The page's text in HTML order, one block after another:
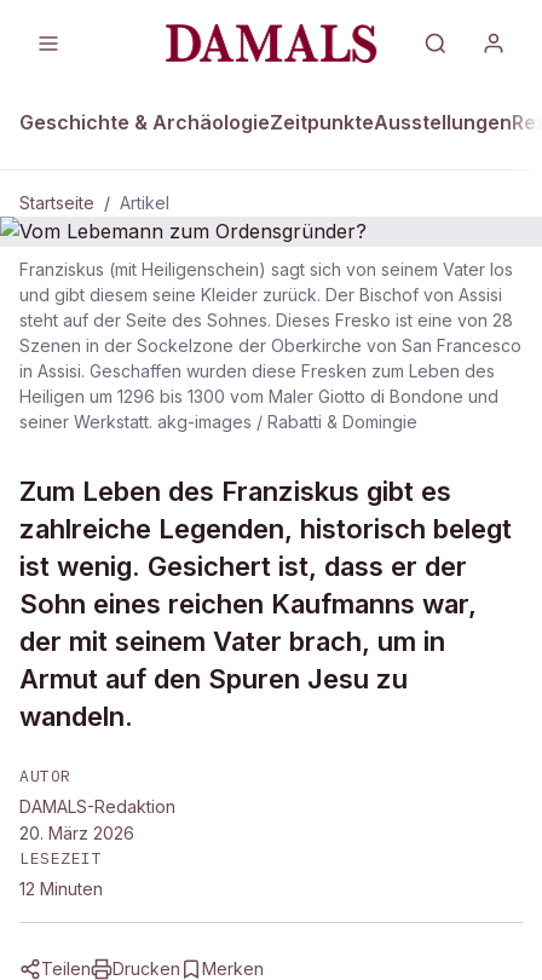
Geschichte & ArchäologieZeitpunkteAusstellungen
Startseite / Artikel
DAMALS Plus
Vom Lebemann zum
Ordensgründer?
Franziskus (mit Heiligenschein) sagt sich von seinem Vater los
und gibt diesem seine Kleider zurück. Der Bischof von Assisi
steht auf der Seite des Sohnes. Dieses Fresko ist eine von 28
Szenen in der Sockelzone der Oberkirche von San Francesco
in Assisi. Geschaffen wurden diese Fresken zum Leben des
Heiligen um 1296 bis 1300 vom Maler Giotto di Bondone und
seiner Werkstatt. akg-images / Rabatti & Domingie
Zum Leben des Franziskus gibt es
zahlreiche Legenden, historisch belegt
ist wenig. Gesichert ist, dass er der
Sohn eines reichen Kaufmanns war,
der mit seinem Vater brach, um in
Armut auf den Spuren Jesu zu
wandeln.
AUTOR
DAMALS-Redaktion
20. März 2026
LESEZEIT
12 Minuten
Teilen Drucken Merken